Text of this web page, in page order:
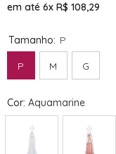
em até 6x R$ 108,29
Tamanho: P
P M G
Cor: Aquamarine